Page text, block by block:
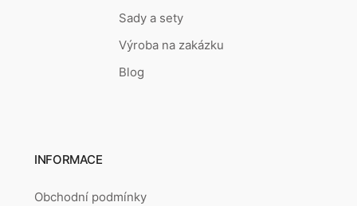
Sady a sety
Výroba na zakázku
Blog
INFORMACE
Obchodní podmínky